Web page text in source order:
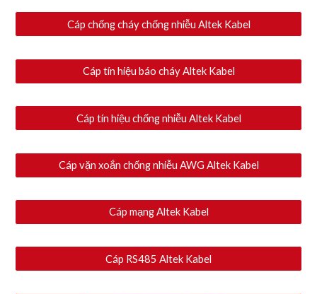
Cáp chống cháy chống nhiễu Altek Kabel
Cáp tín hiệu báo cháy Altek Kabel
Cáp tín hiệu chống nhiễu Altek Kabel
Cáp vặn xoắn chống nhiễu AWG Altek Kabel
Cáp mạng Altek Kabel
Cáp RS485 Altek Kabel